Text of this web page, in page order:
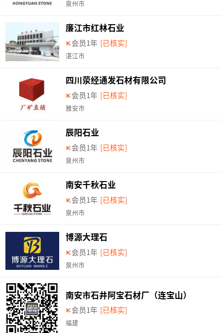
泉州市
廉江市红林石业
会员1年 [已核实]
湛江市
四川荥经通发石材有限公司
会员1年 [已核实]
雅安市
辰阳石业
会员1年 [已核实]
泉州市
南安千秋石业
会员1年 [已核实]
泉州市
博源大理石
会员1年 [已核实]
泉州市
南安市石井阿宝石材厂（连宝山）
会员1年 [已核实]
福建